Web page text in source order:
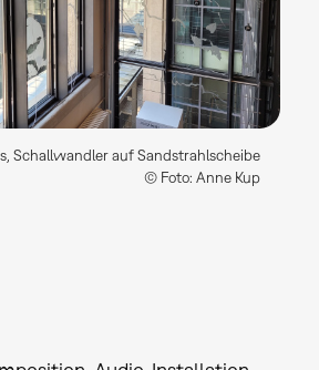
Schallwandler auf Sandstrahlscheibe
© Foto: Anne Kup